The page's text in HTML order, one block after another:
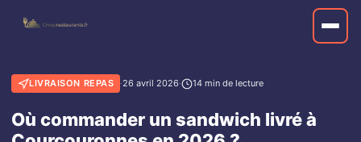
LIVRAISON REPAS ·26 avril 2026· 14 min de lecture
Où commander un sandwich livré à